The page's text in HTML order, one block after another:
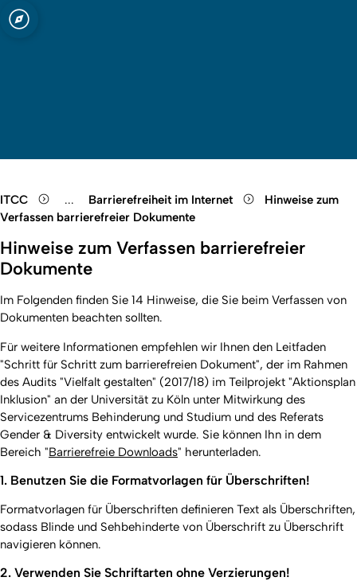
Quicklink-Menü öffnen
ITCC Show remaining breadcrumb items
... Barrierefreiheit im Internet
Hinweise zum
Verfassen barrierefreier Dokumente
Hinweise zum Verfassen barrierefreier
Dokumente
Im Folgenden finden Sie 14 Hinweise, die Sie beim Verfassen von
Dokumenten beachten sollten.
Für weitere Informationen empfehlen wir Ihnen den Leitfaden
"Schritt für Schritt zum barrierefreien Dokument", der im Rahmen
des Audits "Vielfalt gestalten" (2017/18) im Teilprojekt "Aktionsplan
Inklusion" an der Universität zu Köln unter Mitwirkung des
Servicezentrums Behinderung und Studium und des Referats
Gender & Diversity entwickelt wurde. Sie können Ihn in dem
Bereich "Barrierefreie Downloads" herunterladen.
1. Benutzen Sie die Formatvorlagen für Überschriften!
Formatvorlagen für Überschriften definieren Text als Überschriften,
sodass Blinde und Sehbehinderte von Überschrift zu Überschrift
navigieren können.
2. Verwenden Sie Schriftarten ohne Verzierungen!